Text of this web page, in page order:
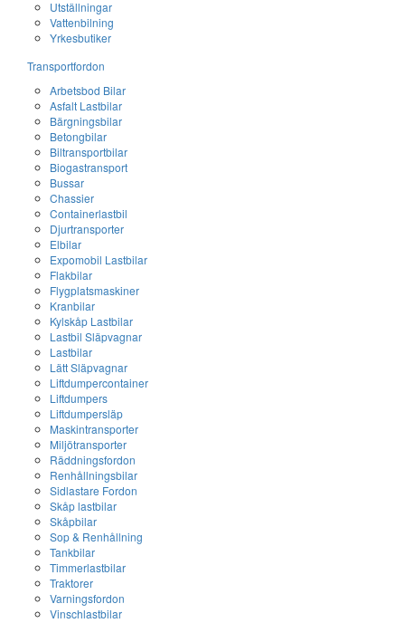
Utställningar
Vattenbilning
Yrkesbutiker
Transportfordon
Arbetsbod Bilar
Asfalt Lastbilar
Bärgningsbilar
Betongbilar
Biltransportbilar
Biogastransport
Bussar
Chassier
Containerlastbil
Djurtransporter
Elbilar
Expomobil Lastbilar
Flakbilar
Flygplatsmaskiner
Kranbilar
Kylskåp Lastbilar
Lastbil Släpvagnar
Lastbilar
Lätt Släpvagnar
Liftdumpercontainer
Liftdumpers
Liftdumpersläp
Maskintransporter
Miljötransporter
Räddningsfordon
Renhållningsbilar
Sidlastare Fordon
Skåp lastbilar
Skåpbilar
Sop & Renhållning
Tankbilar
Timmerlastbilar
Traktorer
Varningsfordon
Vinschlastbilar